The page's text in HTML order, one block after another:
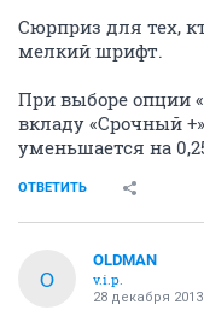
Сюрприз для тех,
мелкий шрифт.
При выборе опции
вкладу «Срочный
уменьшается на
ОТВЕТИТЬ
O
OLDMAN
v.i.p.
28 декабря 2013